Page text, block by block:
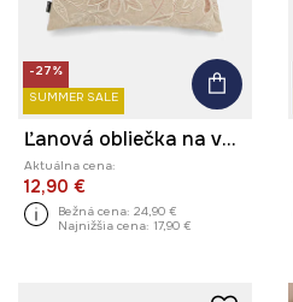
-27%
SUMMER SALE
Ľanová obliečka na vankúš s ozdobnou aplikáciou 45 x 45 cm béžová farba
Aktuálna cena:
12,90 €
Bežná cena: 24,90 €
Najnižšia cena: 17,90 €